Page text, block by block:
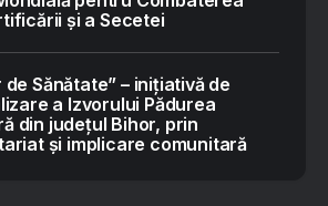
și a Secetei
de Sănătate” – inițiativă de
a Izvorului Pădurea
din județul Bihor, prin
și implicare comunitară